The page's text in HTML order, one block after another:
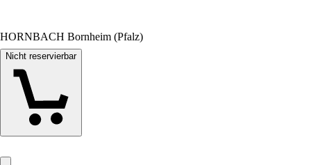
HORNBACH Bornheim (Pfalz)
Nicht reservierbar